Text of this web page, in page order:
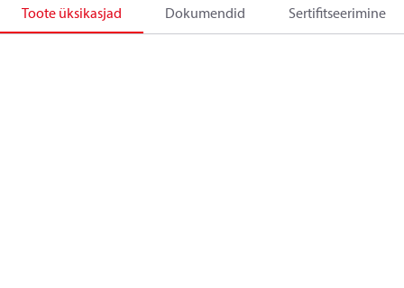
Toote üksikasjad Dokumendid Sertifitseerimine